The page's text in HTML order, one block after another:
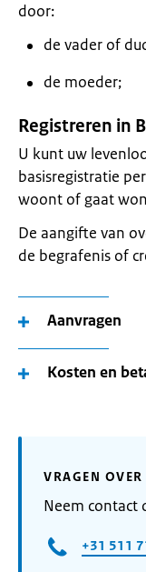
door:
de vader of
de moeder;
Registreren in
U kunt uw
basisregistratie
woont of gaat
De aangifte van
de begrafenis of
Aanvragen
Kosten en
VRAGEN
Neem contact
+31 511